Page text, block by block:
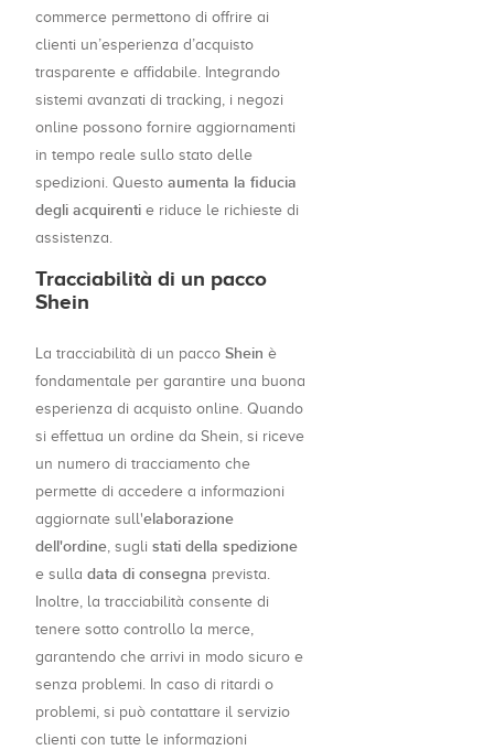
commerce permettono di offrire ai
clienti un’esperienza d’acquisto
trasparente e affidabile. Integrando
sistemi avanzati di tracking, i negozi
online possono fornire aggiornamenti
in tempo reale sullo stato delle
spedizioni. Questo aumenta la fiducia
degli acquirenti e riduce le richieste di
assistenza.
Tracciabilità di un pacco
Shein
La tracciabilità di un pacco Shein è
fondamentale per garantire una buona
esperienza di acquisto online. Quando
si effettua un ordine da Shein, si riceve
un numero di tracciamento che
permette di accedere a informazioni
aggiornate sull'elaborazione
dell'ordine, sugli stati della spedizione
e sulla data di consegna prevista.
Inoltre, la tracciabilità consente di
tenere sotto controllo la merce,
garantendo che arrivi in modo sicuro e
senza problemi. In caso di ritardi o
problemi, si può contattare il servizio
clienti con tutte le informazioni